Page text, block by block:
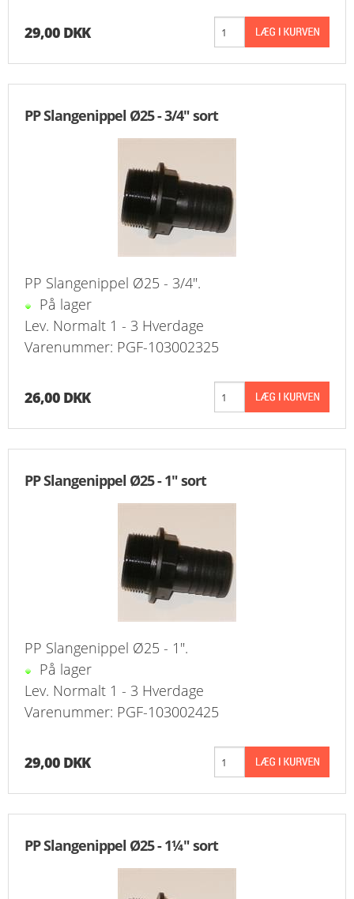
29,00 DKK
PP Slangenippel Ø25 - 3/4" sort
PP Slangenippel Ø25 - 3/4".
På lager
Lev. Normalt 1 - 3 Hverdage
Varenummer: PGF-103002325
26,00 DKK
PP Slangenippel Ø25 - 1" sort
PP Slangenippel Ø25 - 1".
På lager
Lev. Normalt 1 - 3 Hverdage
Varenummer: PGF-103002425
29,00 DKK
PP Slangenippel Ø25 - 1¼" sort